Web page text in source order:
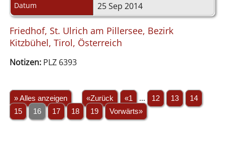
Datum 25 Sep 2014
Friedhof, St. Ulrich am Pillersee, Bezirk
Kitzbühel, Tirol, Österreich
Notizen:PLZ 6393
» Alles anzeigen «Zurück «1 ... 12 13
14
15
16 17 18 19 Vorwärts»